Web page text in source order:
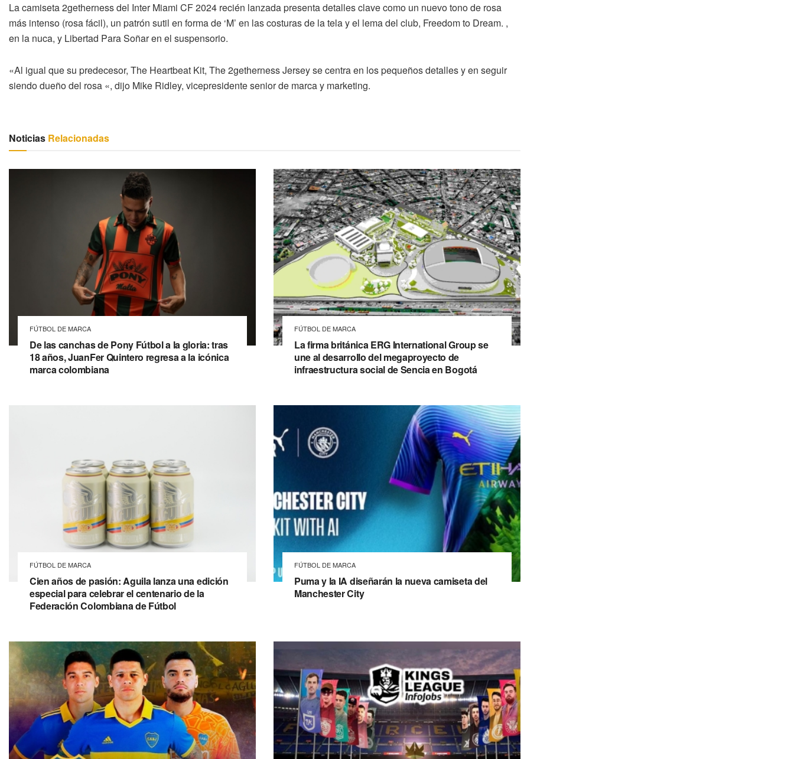
La camiseta 2getherness del Inter Miami CF 2024 recién lanzada presenta detalles clave como un nuevo tono de rosa
más intenso (rosa fácil), un patrón sutil en forma de ‘M’ en las costuras de la tela y el lema del club, Freedom to Dream. ,
en la nuca, y Libertad Para Soñar en el suspensorio.
«Al igual que su predecesor, The Heartbeat Kit, The 2getherness Jersey se centra en los pequeños detalles y en seguir
siendo dueño del rosa «, dijo Mike Ridley, vicepresidente senior de marca y marketing.
Noticias Relacionadas
FÚTBOL DE MARCA
De las canchas de Pony Fútbol a la gloria: tras
18 años, JuanFer Quintero regresa a la icónica
marca colombiana
FÚTBOL DE MARCA
La firma británica ERG International Group se
une al desarrollo del megaproyecto de
infraestructura social de Sencia en Bogotá
FÚTBOL DE MARCA
Cien años de pasión: Aguila lanza una edición
especial para celebrar el centenario de la
Federación Colombiana de Fútbol
FÚTBOL DE MARCA
Puma y la IA diseñarán la nueva camiseta del
Manchester City